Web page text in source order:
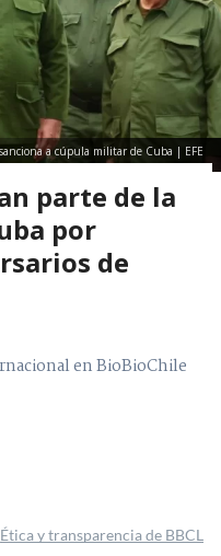
a cúpula militar de Cuba | EFE
parte de la
por
de
en BioBioChile
Ética y transparencia de BBCL